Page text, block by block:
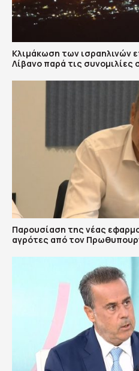
Κλιμάκωση των ισραηλινών
Λίβανο παρά τις συνομιλίες
Παρουσίαση της νέας
αγρότες από τον